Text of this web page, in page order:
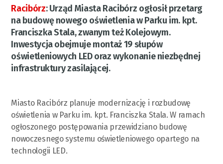
Racibórz:Urząd Miasta Racibórz ogłosił przetarg
na budowę nowego oświetlenia w Parku im. kpt.
Franciszka Stala, zwanym też Kolejowym.
Inwestycja obejmuje montaż 19 słupów
oświetleniowych LED oraz wykonanie niezbędnej
infrastruktury zasilającej.
Miasto Racibórz planuje modernizację i rozbudowę
oświetlenia w Parku im. kpt. Franciszka Stala. W ramach
ogłoszonego postępowania przewidziano budowę
nowoczesnego systemu oświetleniowego opartego na
technologii LED.